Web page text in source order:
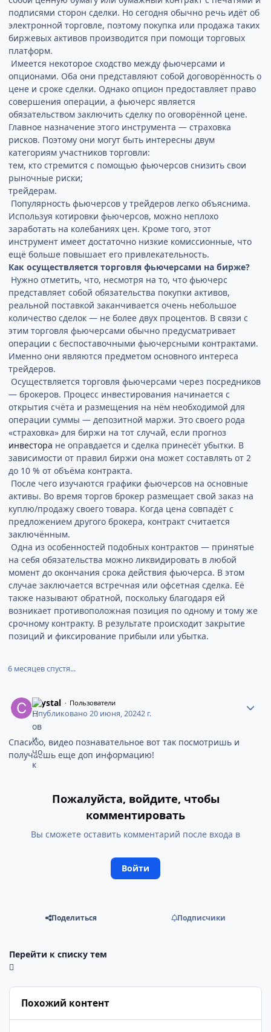
подписями сторон сделки. Но сегодня обычно речь идёт об
электронной торговле, поэтому покупка или продажа таких
биржевых активов производится при помощи торговых
платформ.
Имеется некоторое сходство между фьючерсами и
опционами. Оба они представляют собой договорённость о
цене и сроке сделки. Однако опцион предоставляет право
совершения операции, а фьючерс является
обязательством заключить сделку по оговорённой цене.
Главное назначение этого инструмента — страховка
рисков. Поэтому они могут быть интересны двум
категориям участников торговли:
тем, кто стремится с помощью фьючерсов снизить свои
рыночные риски;
трейдерам.
Популярность фьючерсов у трейдеров легко объяснима.
Используя котировки фьючерсов, можно неплохо
заработать на колебаниях цен. Кроме того, этот
инструмент имеет достаточно низкие комиссионные, что
ещё больше повышает его привлекательность.
Как осуществляется торговля фьючерсами на бирже?
Нужно отметить, что, несмотря на то, что фьючерс
представляет собой обязательства покупки активов,
реальной поставкой заканчивается очень небольшое
количество сделок — не более двух процентов. В связи с
этим торговля фьючерсами обычно предусматривает
операции с беспоставочными фьючерсными контрактами.
Именно они являются предметом основного интереса
трейдеров.
Осуществляется торговля фьючерсами через посредников
— брокеров. Процесс инвестирования начинается с
открытия счёта и размещения на нём необходимой для
операции суммы — депозитной маржи. Это своего рода
«страховка» для биржи на тот случай, если прогноз
инвестора не оправдается и сделка принесёт убытки. В
зависимости от правил биржи она может составлять от 2
до 10 % от объёма контракта.
После чего изучаются графики фьючерсов на основные
активы. Во время торгов брокер размещает свой заказ на
куплю/продажу своего товара. Когда цена совпадёт с
предложением другого брокера, контракт считается
заключённым.
Одна из особенностей подобных контрактов — принятые
на себя обязательства можно ликвидировать в любой
момент до окончания срока действия фьючерса. В этом
случае заключается встречная или офсетная сделка. Её
также называют обратной, поскольку благодаря ей
возникает противоположная позиция по одному и тому же
срочному контракту. В результате происходит закрытие
позиций и фиксирование прибыли или убытка.
6 месяцев спустя...
Crystal Пользователи
Опубликовано20 июня, 20242 г.
Спасибо, видео познавательное вот так посмотришь и
получаешь еще доп информацию!
Пожалуйста, войдите, чтобы
комментировать
Вы сможете оставить комментарий после входа в
Войти
Поделиться Подписчики
Перейти к списку тем
Похожий контент